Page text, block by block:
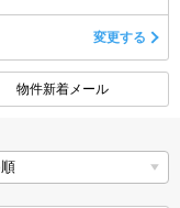
ら
変更する
物件新着メール